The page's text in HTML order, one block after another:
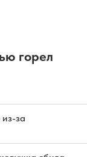
горел
за